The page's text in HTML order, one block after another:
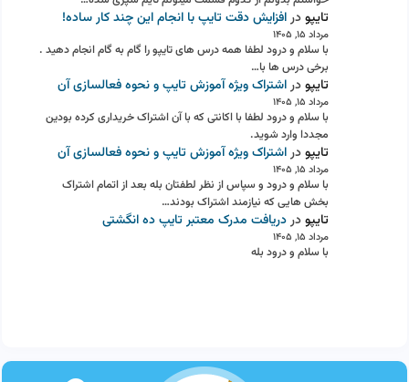
تایپودرافزایش دقت تایپ با انجام این چند کار ساده!
مرداد ۱۵, ۱۴۰۵
با سلام و درود لطفا همه درس های تایپو را گام به گام انجام دهید .
برخی درس ها با…
تایپودراشتراک ویژه آموزش تایپ و نحوه فعالسازی آن
مرداد ۱۵, ۱۴۰۵
با سلام و درود لطفا با اکانتی که با آن اشتراک خریداری کرده بودین
مجددا وارد شوید.
تایپودراشتراک ویژه آموزش تایپ و نحوه فعالسازی آن
مرداد ۱۵, ۱۴۰۵
با سلام و درود و سپاس از نظر لطفتان بله بعد از اتمام اشتراک
بخش هایی که نیازمند اشتراک بودند…
تایپودردریافت مدرک معتبر تایپ ده انگشتی
مرداد ۱۵, ۱۴۰۵
با سلام و درود بله